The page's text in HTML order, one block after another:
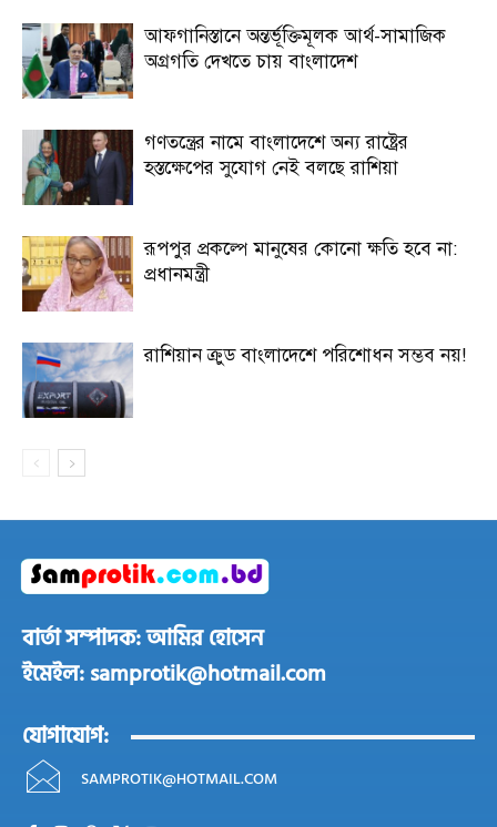
আফগানিস্তানে অন্তর্ভূক্তিমূলক আর্থ-সামাজিক
অগ্রগতি দেখতে চায় বাংলাদেশ
গণতন্ত্রের নামে বাংলাদেশে অন্য রাষ্ট্রের
হস্তক্ষেপের সুযোগ নেই বলছে রাশিয়া
রূপপুর প্রকল্পে মানুষের কোনো ক্ষতি হবে না:
প্রধানমন্ত্রী
রাশিয়ান ক্রুড বাংলাদেশে পরিশোধন সম্ভব নয়!
বার্তা সম্পাদক: আমির হোসেন
ইমেইল: samprotik@hotmail.com
যোগাযোগ:
SAMPROTIK@HOTMAIL.COM